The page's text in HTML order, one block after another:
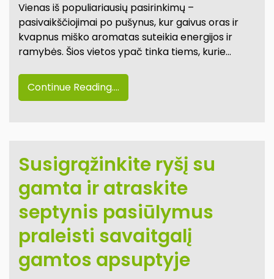
Vienas iš populiariausių pasirinkimų –
pasivaikščiojimai po pušynus, kur gaivus oras ir
kvapnus miško aromatas suteikia energijos ir
ramybės. Šios vietos ypač tinka tiems, kurie…
Continue Reading....
Susigrąžinkite ryšį su
gamta ir atraskite
septynis pasiūlymus
praleisti savaitgalį
gamtos apsuptyje